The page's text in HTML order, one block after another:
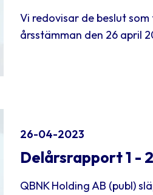
Vi redovisar de beslut
årsstämman den 26 april
26-04-2023
Delårsrapport 1 -
QBNK Holding AB (publ)